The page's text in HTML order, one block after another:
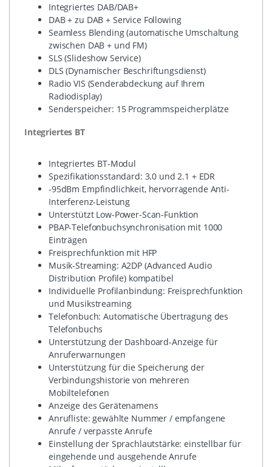
Integriertes DAB/DAB+
DAB + zu DAB + Service Following
Seamless Blending (automatische Umschaltung
zwischen DAB + und FM)
SLS (Slideshow Service)
DLS (Dynamischer Beschriftungsdienst)
Radio VIS (Senderabdeckung auf Ihrem
Radiodisplay)
Senderspeicher: 15 Programmspeicherplätze
Integriertes BT
Integriertes BT-Modul
Spezifikationsstandard: 3.0 und 2.1 + EDR
-95dBm Empfindlichkeit, hervorragende Anti-
Interferenz-Leistung
Unterstützt Low-Power-Scan-Funktion
PBAP-Telefonbuchsynchronisation mit 1000
Einträgen
Freisprechfunktion mit HFP
Musik-Streaming: A2DP (Advanced Audio
Distribution Profile) kompatibel
Individuelle Profilanbindung: Freisprechfunktion
und Musikstreaming
Telefonbuch: Automatische Übertragung des
Telefonbuchs
Unterstützung der Dashboard-Anzeige für
Anruferwarnungen
Unterstützung für die Speicherung der
Verbindungshistorie von mehreren
Mobiltelefonen
Anzeige des Gerätenamens
Anrufliste: gewählte Nummer / empfangene
Anrufe / verpasste Anrufe
Einstellung der Sprachlautstärke: einstellbar für
eingehende und ausgehende Anrufe